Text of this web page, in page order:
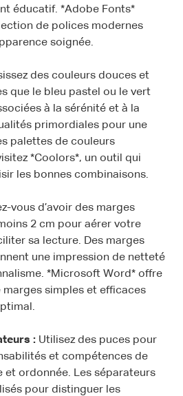
éducatif. *Adobe Fonts*
de polices modernes
soignée.
des couleurs douces et
que le bleu pastel ou le vert
à la sérénité et à la
primordiales pour une
palettes de couleurs
*Coolors*, un outil qui
les bonnes combinaisons.
vous d’avoir des marges
2 cm pour aérer votre
sa lecture. Des marges
une impression de netteté
*Microsoft Word* offre
marges simples et efficaces
: Utilisez des puces pour
et compétences de
et ordonnée. Les séparateurs
pour distinguer les